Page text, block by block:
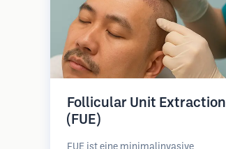
Follicular Unit Extraction
(FUE)